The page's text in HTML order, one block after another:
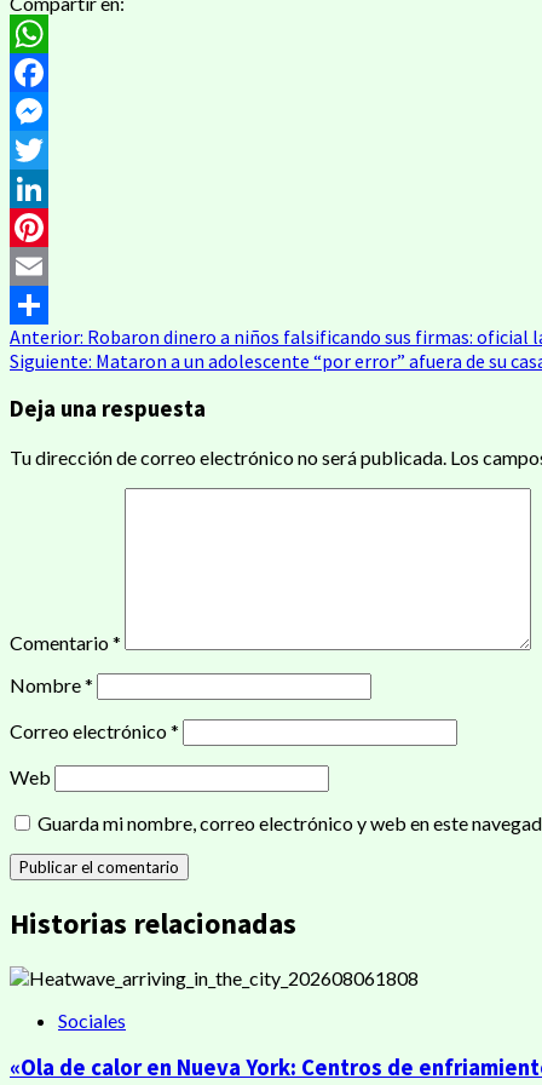
WhatsApp
Facebook
Messenger
Twitter
LinkedIn
Pinterest
Email
Compartir
Navegación
de
entradas
Anterior: Robaron dinero a niños falsificando sus firmas: oficial
Siguiente: Mataron a un adolescente “por error” afuera de su
Deja una respuesta
Tu dirección de correo electrónico no será publicada. Los
Comentario*
Nombre*
Correo electrónico*
Web
Guarda mi nombre, correo electrónico y web en este
Historias relacionadas
Sociales
«Ola de calor en Nueva York: Centros de